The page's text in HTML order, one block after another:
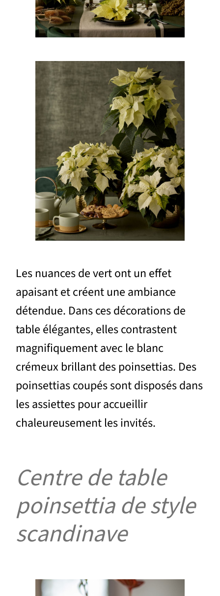
Les nuances de vert ont un effet
apaisant et créent une ambiance
détendue. Dans ces décorations de
table élégantes, elles contrastent
magnifiquement avec le blanc
crémeux brillant des poinsettias. Des
poinsettias coupés sont disposés dans
les assiettes pour accueillir
chaleureusement les invités.
Centre de table
poinsettia de style
scandinave